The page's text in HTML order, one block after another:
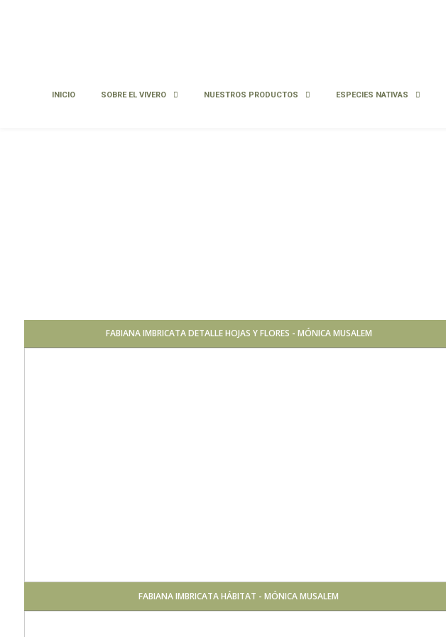
INICIO SOBRE EL VIVERO NUESTROS PRODUCTOS ESPECIES NATIVAS
FABIANA IMBRICATA DETALLE HOJAS Y FLORES - MÓNICA MUSALEM
FABIANA IMBRICATA HÁBITAT - MÓNICA MUSALEM